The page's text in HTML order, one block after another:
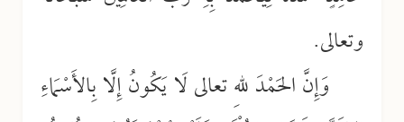
وتعالى.
وَإِنَّ الحَمْدَ للهِ تعالى لَا يَكُونُ إِلَّا بِالأَسْمَاءِ